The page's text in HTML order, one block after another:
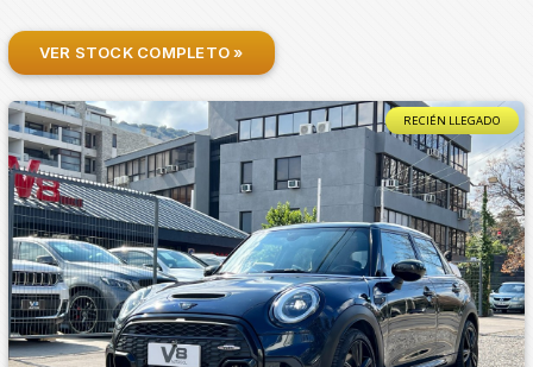
VER STOCK COMPLETO »
RECIÉN LLEGADO